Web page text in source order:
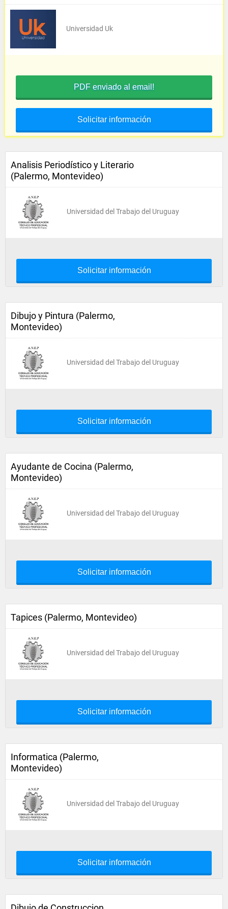
Universidad Uk
PDF enviado al email!
Solicitar información
Analisis Periodístico y Literario
(Palermo, Montevideo)
Universidad del Trabajo del Uruguay
Solicitar información
Dibujo y Pintura (Palermo,
Montevideo)
Universidad del Trabajo del Uruguay
Solicitar información
Ayudante de Cocina (Palermo,
Montevideo)
Universidad del Trabajo del Uruguay
Solicitar información
Tapices (Palermo, Montevideo)
Universidad del Trabajo del Uruguay
Solicitar información
Informatica (Palermo,
Montevideo)
Universidad del Trabajo del Uruguay
Solicitar información